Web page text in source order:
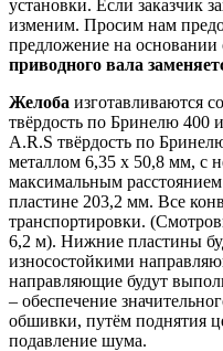
установки. Если заказчик
изменим. Просим нам
предложение на основании
приводного вала
Желоба изготавливаются
твёрдость по Бринелю
A.R.S твёрдость по
металлом 6,35 x 50,8 мм, с
максимальным
пластине 203,2 мм. Все
транспортировки.
6,2 м). Нижние пластины
износостойкими
направляющие будут
– обеспечение
обшивки, путём поднятия
подавление шума.